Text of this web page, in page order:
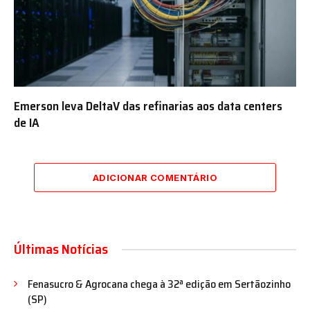
Emerson leva DeltaV das refinarias aos data centers
de IA
ADICIONAR COMENTÁRIO
Últimas Notícias
Fenasucro & Agrocana chega à 32ª edição em Sertãozinho
(SP)